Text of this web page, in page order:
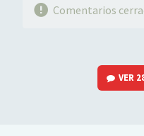
Comentarios
VER